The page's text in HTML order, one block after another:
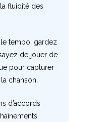
fluidité des
tempo, gardez
de jouer de
pour capturer
chanson.
d’accords
Nouvelles tabs
Top 100
Accords de guitare